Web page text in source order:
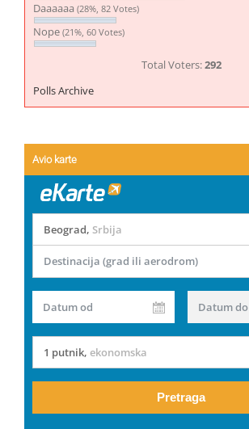
Daaaaaa (28%, 82 Votes)
Nope (21%, 60 Votes)
Total Voters:292
Polls Archive
Avio karte
Beograd, Srbija
Destinacija (grad ili aerodrom)
Datum od Datum do
1 putnik, ekonomska
Pretraga